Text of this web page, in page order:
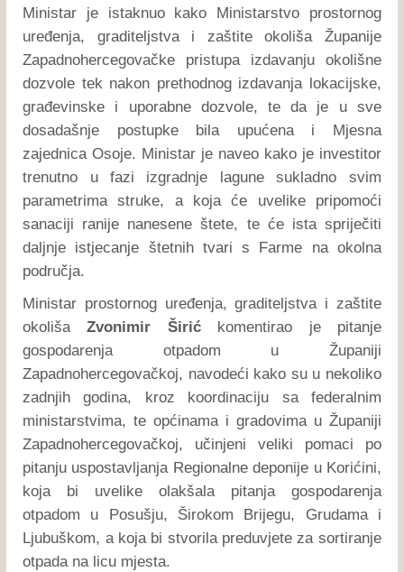
Ministar je istaknuo kako Ministarstvo prostornog
uređenja, graditeljstva i zaštite okoliša Županije
Zapadnohercegovačke pristupa izdavanju okolišne
dozvole tek nakon prethodnog izdavanja lokacijske,
građevinske i uporabne dozvole, te da je u sve
dosadašnje postupke bila upućena i Mjesna
zajednica Osoje. Ministar je naveo kako je investitor
trenutno u fazi izgradnje lagune sukladno svim
parametrima struke, a koja će uvelike pripomoći
sanaciji ranije nanesene štete, te će ista spriječiti
daljnje istjecanje štetnih tvari s Farme na okolna
područja.
Ministar prostornog uređenja, graditeljstva i zaštite
okolišaZvonimir Širićkomentirao je pitanje
gospodarenja otpadom u Županiji
Zapadnohercegovačkoj, navodeći kako su u nekoliko
zadnjih godina, kroz koordinaciju sa federalnim
ministarstvima, te općinama i gradovima u Županiji
Zapadnohercegovačkoj, učinjeni veliki pomaci po
pitanju uspostavljanja Regionalne deponije u Korićini,
koja bi uvelike olakšala pitanja gospodarenja
otpadom u Posušju, Širokom Brijegu, Grudama i
Ljubuškom, a koja bi stvorila preduvjete za sortiranje
otpada na licu mjesta.